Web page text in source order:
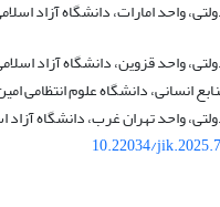
واحد امارات، دانشگاه آزاد
واحد قزوین، دانشگاه آزاد
انسانی، دانشگاه علوم انتظامی
واحد تهران غرب، دانشگاه آزاد
10.22034/